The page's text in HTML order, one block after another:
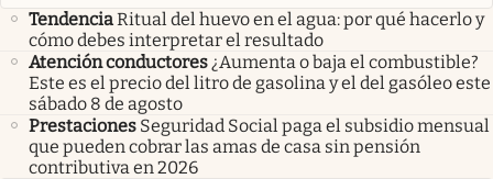
TendenciaRitual del huevo en el agua: por qué hacerlo y
cómo debes interpretar el resultado
Atención conductores ¿Aumenta o baja el combustible?
Este es el precio del litro de gasolina y el del gasóleo este
sábado 8 de agosto
Prestaciones Seguridad Social paga el subsidio mensual
que pueden cobrar las amas de casa sin pensión
contributiva en 2026